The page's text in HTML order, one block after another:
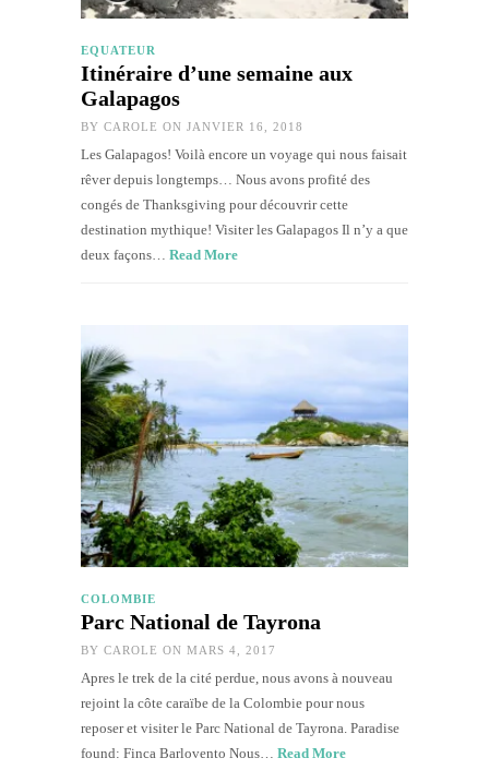
EQUATEUR
Itinéraire d’une semaine aux
Galapagos
BY CAROLE ON JANVIER 16, 2018
Les Galapagos! Voilà encore un voyage qui nous faisait
rêver depuis longtemps… Nous avons profité des
congés de Thanksgiving pour découvrir cette
destination mythique! Visiter les Galapagos Il n’y a que
deux façons… Read More
COLOMBIE
Parc National de Tayrona
BY CAROLE ON MARS 4, 2017
Apres le trek de la cité perdue, nous avons à nouveau
rejoint la côte caraïbe de la Colombie pour nous
reposer et visiter le Parc National de Tayrona. Paradise
found: Finca Barlovento Nous… Read More